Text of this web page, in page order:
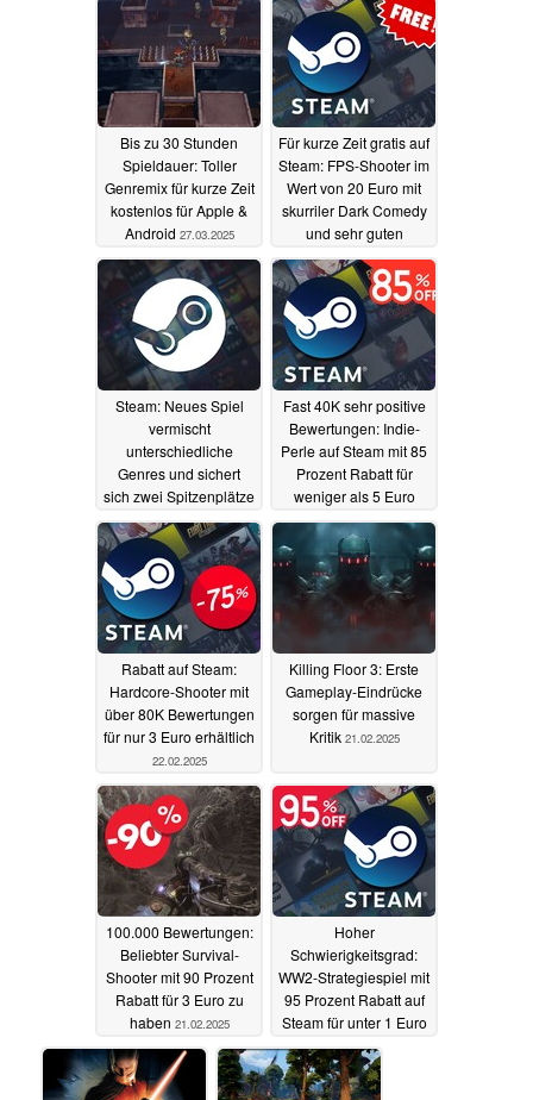
Bis zu 30 Stunden
Spieldauer: Toller
Genremix für kurze Zeit
kostenlos für Apple &
Android 27.03.2025
Für kurze Zeit gratis auf
Steam: FPS-Shooter im
Wert von 20 Euro mit
skurriler Dark Comedy
und sehr guten
Bewertungen23.02.2025
Steam: Neues Spiel
vermischt
unterschiedliche
Genres und sichert
sich zwei Spitzenplätze
in den SteamDB-
Charts22.02.2025
Fast 40K sehr positive
Bewertungen: Indie-
Perle auf Steam mit 85
Prozent Rabatt für
weniger als 5 Euro
erhältlich22.02.2025
Rabatt auf Steam:
Hardcore-Shooter mit
über 80K Bewertungen
für nur 3 Euro erhältlich
22.02.2025
Killing Floor 3: Erste
Gameplay-Eindrücke
sorgen für massive
Kritik 21.02.2025
100.000 Bewertungen:
Beliebter Survival-
Shooter mit 90 Prozent
Rabatt für 3 Euro zu
haben 21.02.2025
Hoher
Schwierigkeitsgrad:
WW2-Strategiespiel mit
95 Prozent Rabatt auf
Steam für unter 1 Euro
erhältlich21.02.2025